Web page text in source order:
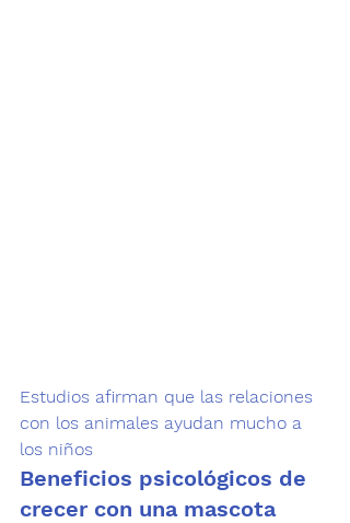
Estudios afirman que las relaciones
con los animales ayudan mucho a
los niños
Beneficios psicológicos de
crecer con una mascota